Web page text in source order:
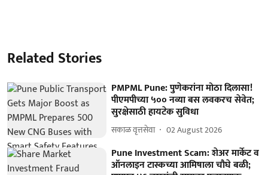
Related Stories
PMPML Pune: पुणेकरांना मोठा दिलासा!
पीएमपीच्या ५०० नव्या बस लवकरच सेवेत;
सुरक्षेसाठी हायटेक सुविधा
सकाळ वृत्तसेवा 02 August 2026
Pune Investment Scam: शेअर मार्केट व
ऑनलाइन टास्कच्या आमिषाला चौघे बळी;